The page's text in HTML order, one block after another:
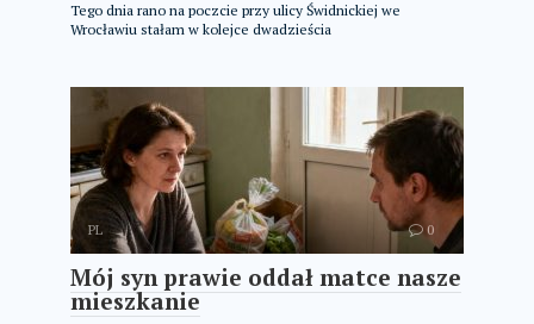
Tego dnia rano na poczcie przy ulicy Świdnickiej we
Wrocławiu stałam w kolejce dwadzieścia
PL 0
Mój syn prawie oddał matce nasze
mieszkanie